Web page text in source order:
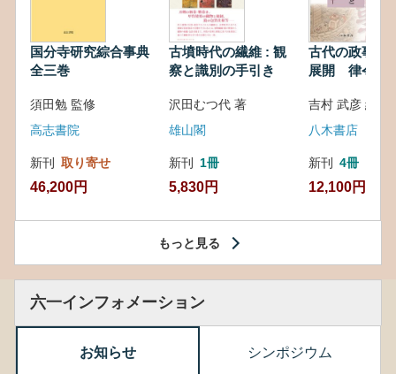
国分寺研究綜合事典
全三巻
須田勉 監修
高志書院
新刊 取り寄せ
46,200円
古墳時代の繊維 : 観
察と識別の手引き
沢田むつ代 著
雄山閣
新刊 1冊
5,830円
古代の政事と
展開 律令・
吉村 武彦 編集
八木書店
新刊 4冊
12,100円
もっと見る
六一インフォメーション
お知らせ シンポジウム